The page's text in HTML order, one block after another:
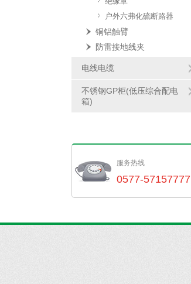
户外六弗化硫断路器
铜铝触臂
防雷接地线夹
电线电缆
不锈钢GP柜(低压综合配电
箱)
服务热线
0577-57157777